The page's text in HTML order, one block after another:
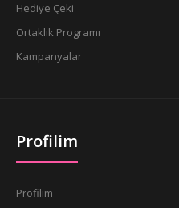
Hediye Çeki
Ortaklık Programı
Kampanyalar
Profilim
Profilim